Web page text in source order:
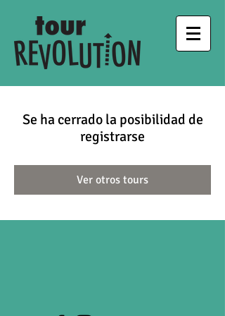
Se ha cerrado la posibilidad de
registrarse
Ver otros tours